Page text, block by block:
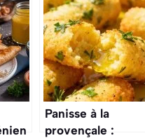
Panisse à la
provençale :